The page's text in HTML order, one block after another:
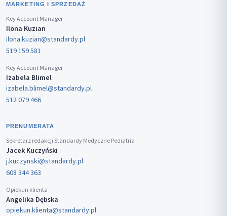
MARKETING I SPRZEDAŻ
Key Account Manager
Ilona Kuzian
ilona.kuzian@standardy.pl
519 159 581
Key Account Manager
Izabela Blimel
izabela.blimel@standardy.pl
512 079 466
PRENUMERATA
Sekretarz redakcji Standardy Medyczne Pediatria
Jacek Kuczyński
j.kuczynski@standardy.pl
608 344 363
Opiekun klienta
Angelika Dębska
opiekun.klienta@standardy.pl